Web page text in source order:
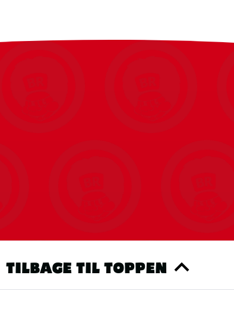
TILBAGE TIL TOPPEN